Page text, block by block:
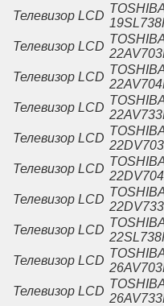
Телевизор LCD
Телевизор LCD
Телевизор LCD
Телевизор LCD
Телевизор LCD
Телевизор LCD
Телевизор LCD
Телевизор LCD
Телевизор LCD
Телевизор LCD